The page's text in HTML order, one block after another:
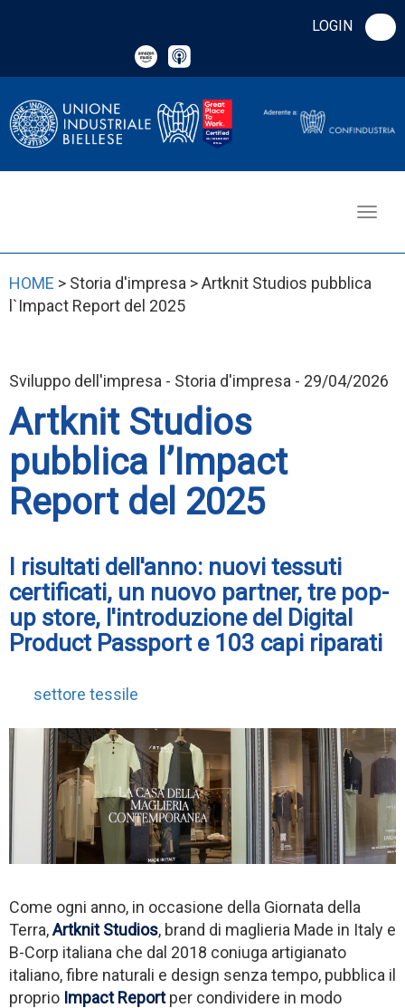
LOGIN
HOME > Storia d'impresa > Artknit Studios pubblica
l`Impact Report del 2025
Sviluppo dell'impresa - Storia d'impresa - 29/04/2026
Artknit Studios
pubblica l’Impact
Report del 2025
I risultati dell'anno: nuovi tessuti
certificati, un nuovo partner, tre pop-
up store, l'introduzione del Digital
Product Passport e 103 capi riparati
settore tessile
Come ogni anno, in occasione della Giornata della
Terra,Artknit Studios, brand di maglieria Made in Italy e
B-Corp italiana che dal 2018 coniuga artigianato
italiano, fibre naturali e design senza tempo, pubblica il
proprio Impact Reportper condividere in modo